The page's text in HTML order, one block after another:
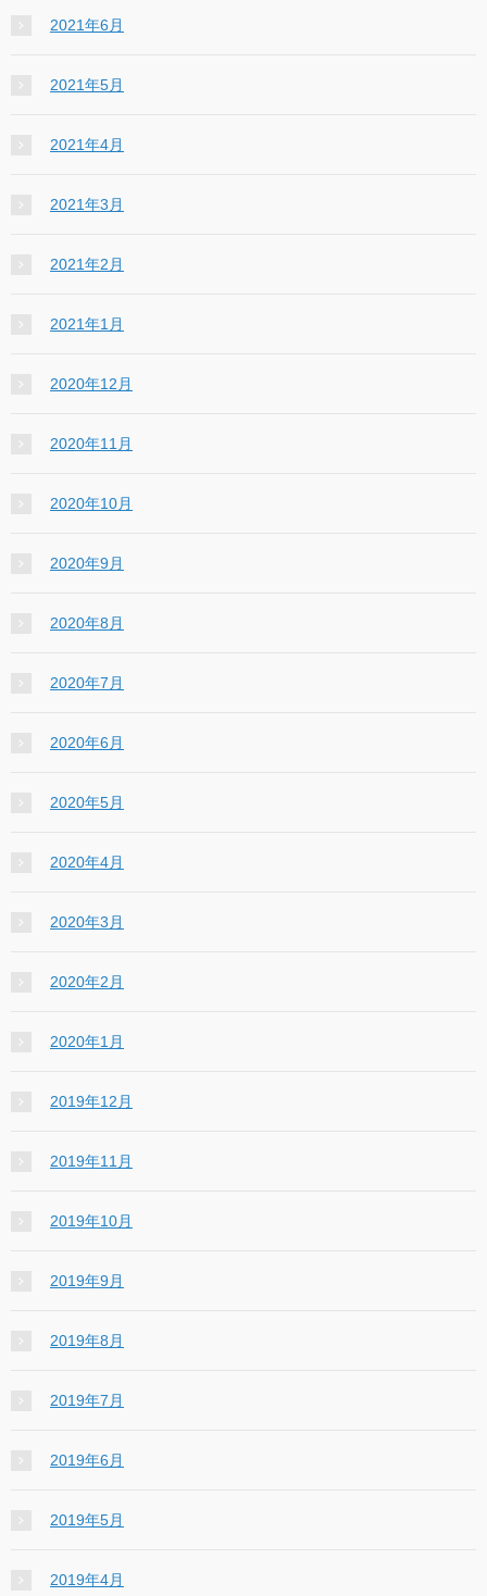
2021年6月
2021年5月
2021年4月
2021年3月
2021年2月
2021年1月
2020年12月
2020年11月
2020年10月
2020年9月
2020年8月
2020年7月
2020年6月
2020年5月
2020年4月
2020年3月
2020年2月
2020年1月
2019年12月
2019年11月
2019年10月
2019年9月
2019年8月
2019年7月
2019年6月
2019年5月
2019年4月